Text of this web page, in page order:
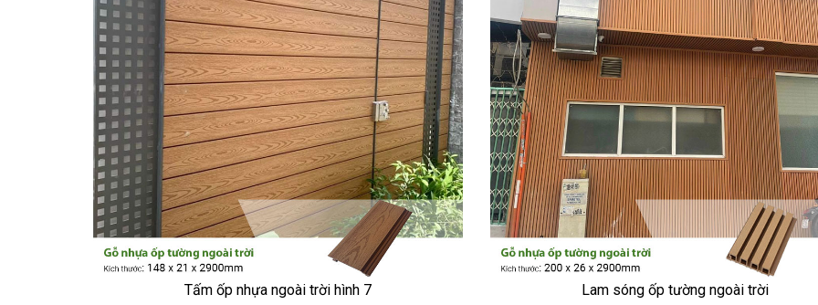
Tấm ốp nhựa ngoài trời hình 7 Lam sóng ốp tường ngoài trời